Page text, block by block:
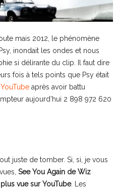
mais 2012, le phénomène
inondait les ondes et nous
si délirante du clip. Il faut dire
fois à tels points que Psy était
après avoir battu
aujourd’hui 2 898 972 620
juste de tomber. Si, si, je vous
See You Again de Wiz
vue sur YouTube. Les